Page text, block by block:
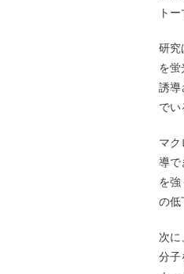
ト
研究
を蛍
誘導
でい
マク
導で
を強
の低
次に
分子